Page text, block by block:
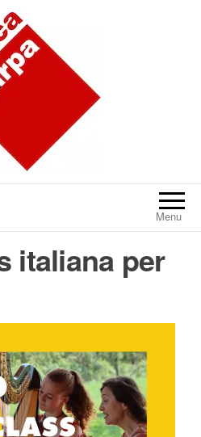
Menu
italiana per